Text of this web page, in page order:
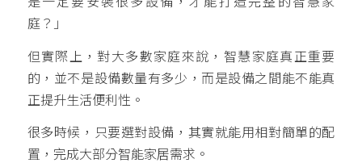
庭？」
但實際上，對大多數家庭來說，智慧家庭真正重要
的，並不是設備數量有多少，而是設備之間能不能真
正提升生活便利性。
很多時候，只要選對設備，其實就能用相對簡單的配
置，完成大部分智能家居需求。